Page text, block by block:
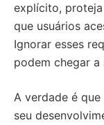
explícito,
que usuários
Ignorar esses
podem chegar a
A verdade é
seu